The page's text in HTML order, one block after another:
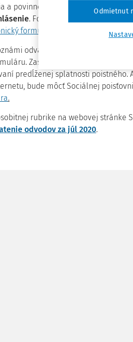
a povinne poistené SZČO budú na
. Formulár čestného
formulár
odvádzateľ Sociálnej poisťovni
Zaslanie jeho elektronickej
predĺženej splatnosti poistného.
bude môcť Sociálnej
.
rubrike na webovej stránke
odvodov za júl 2020.
Odmietnut